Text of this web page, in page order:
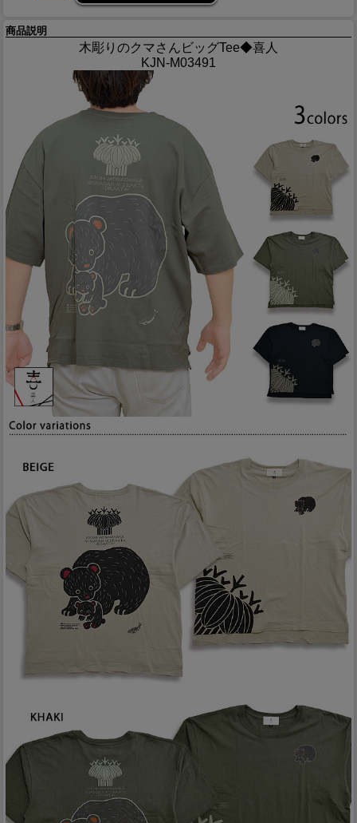
商品説明
木彫りのクマさんビッグTee◆喜人
KJN-M03491